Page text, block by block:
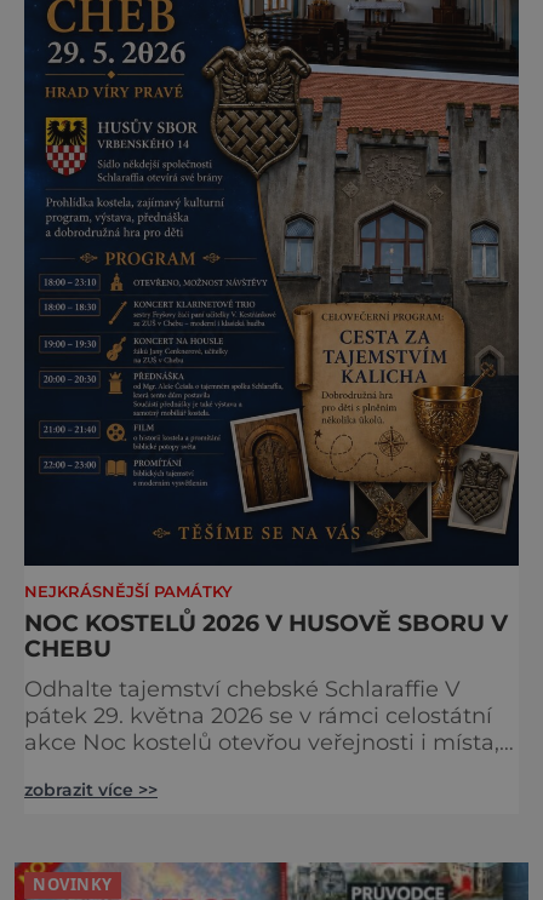
NEJKRÁSNĚJŠÍ PAMÁTKY
NOC KOSTELŮ 2026 V HUSOVĚ SBORU V
CHEBU
Odhalte tajemství chebské Schlaraffie V
pátek 29. května 2026 se v rámci celostátní
akce Noc kostelů otevřou veřejnosti i místa,
nejzajímavějších bude bezesporu Husův
večer plný historie, hudby, tajemství i
zobrazit více >>
NOVINKY